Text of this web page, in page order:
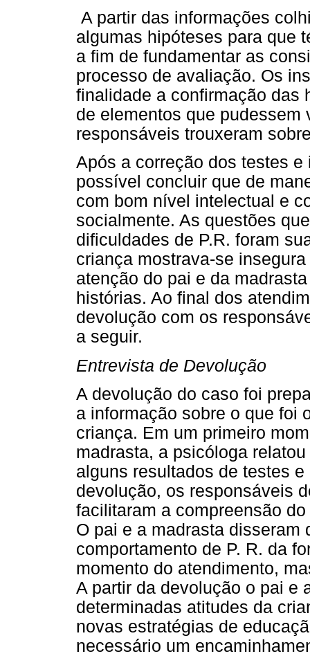
A partir das informações
algumas hipóteses para que
a fim de fundamentar as
processo de avaliação. Os
finalidade a confirmação das
de elementos que
responsáveis trouxeram
Após a correção dos testes
possível concluir que de
com bom nível intelectual e
socialmente. As questões
dificuldades de P.R. foram
criança mostrava-se
atenção do pai e da
histórias. Ao final dos
devolução com os
a seguir.
Entrevista de Devolução
A devolução do caso foi
a informação sobre o que foi
criança. Em um primeiro
madrasta, a psicóloga
alguns resultados de testes
devolução, os responsáveis
facilitaram a compreensão
O pai e a madrasta disseram
comportamento de P. R. da
momento do atendimento,
A partir da devolução o pai e
determinadas atitudes da
novas estratégias de
necessário um